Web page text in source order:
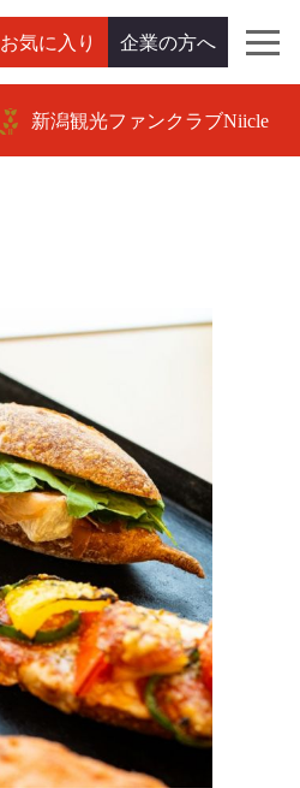
お気に入り 企業の方へ
新潟観光ファンクラブNiicle